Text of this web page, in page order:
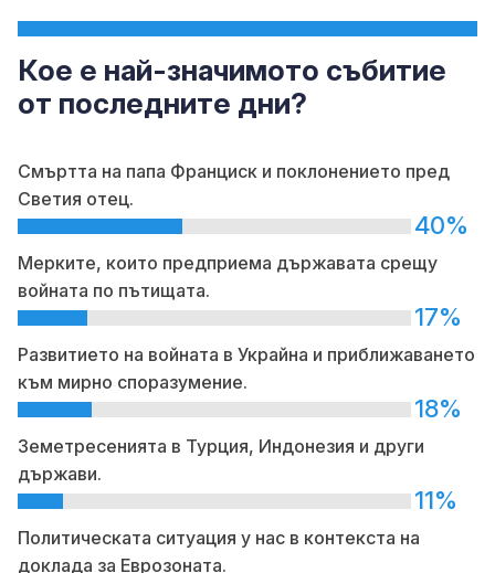
Кое е най-значимото събитие
от последните дни?
Смъртта на папа Франциск и поклонението пред
Светия отец.
40%
Мерките, които предприема държавата срещу
войната по пътищата.
17%
Развитието на войната в Украйна и приближаването
към мирно споразумение.
18%
Земетресенията в Турция, Индонезия и други
държави.
11%
Политическата ситуация у нас в контекста на
доклада за Еврозоната.